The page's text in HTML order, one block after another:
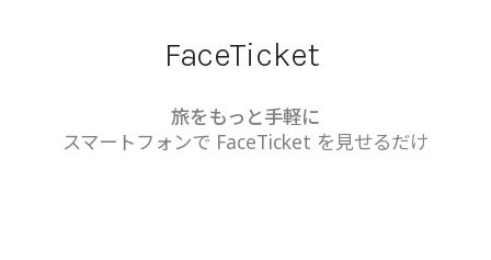
FaceTicket
旅をもっと手軽に
スマートフォンで FaceTicket を見せるだけ